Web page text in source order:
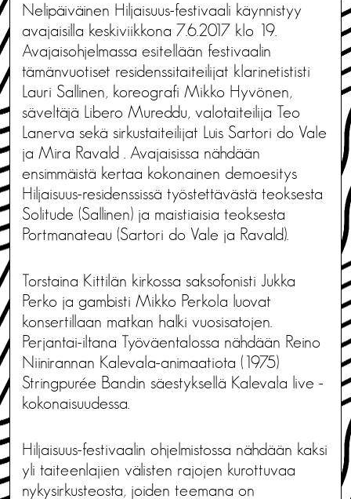
Nelipäiväinen Hiljaisuus-festivaali käynnistyy
avajaisilla keskiviikkona 7.6.2017 klo 19.
Avajaisohjelmassa esitellään festivaalin
tämänvuotiset residenssitaiteilijat klarinetististi
Lauri Sallinen, koreografi Mikko Hyvönen,
säveltäjä Libero Mureddu, valotaiteilija Teo
Lanerva sekä sirkustaiteilijat Luis Sartori do Vale
ja Mira Ravald . Avajaisissa nähdään
ensimmäistä kertaa kokonainen demoesitys
Hiljaisuus-residenssissä työstettävästä teoksesta
Solitude (Sallinen) ja maistiaisia teoksesta
Portmanateau (Sartori do Vale ja Ravald).
Torstaina Kittilän kirkossa saksofonisti Jukka
Perko ja gambisti Mikko Perkola luovat
konsertillaan matkan halki vuosisatojen.
Perjantai-iltana Työväentalossa nähdään Reino
Niinirannan Kalevala-animaatiota (1975)
Stringpurée Bandin säestyksellä Kalevala live -
kokonaisuudessa.
Hiljaisuus-festivaalin ohjelmistossa nähdään kaksi
yli taiteenlajien välisten rajojen kurottuvaa
nykysirkusteosta, joiden teemana on